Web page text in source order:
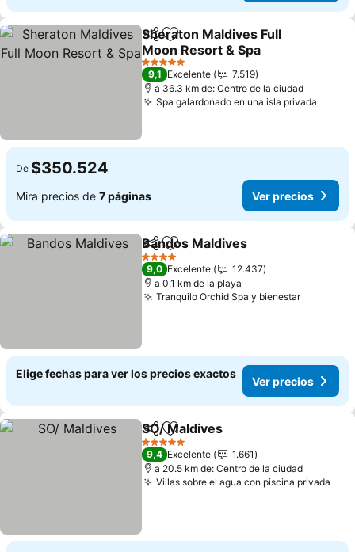
CompartirAgregar a favoritos
Sheraton Maldives Full
Moon Resort & Spa
5 Estrellas
9,1 Excelente
7.519
a 36.3 km de: Centro de la ciudad
Spa galardonado en una isla privada
De $350.524
Mira precios de 7 páginas Ver precios
CompartirAgregar a favoritos
Bandos Maldives
4 Estrellas
9,0 Excelente
12.437
a 0.1 km de la playa
Tranquilo Orchid Spa y bienestar
Elige fechas para ver los precios exactos
Ver precios
CompartirAgregar a favoritos
SO/ Maldives
5 Estrellas
9,4 Excelente
1.661
a 20.5 km de: Centro de la ciudad
Villas sobre el agua con piscina privada